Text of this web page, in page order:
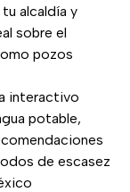
alcaldía y
sobre el
pozos
interactivo
potable,
de escasez